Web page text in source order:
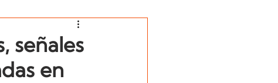
señales
en